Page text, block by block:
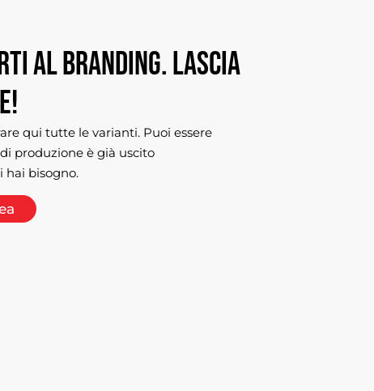
albranding.Lascia
qui tutte le varianti. Puoi essere
produzione è già uscito
hai bisogno.